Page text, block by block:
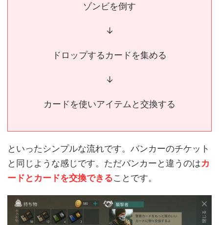
ゾンビを倒す
↓
ドロップするカードを集める
↓
カードを使いアイテムと交換する
といったシンプルな流れです。バンカーのチケット
と同じような感じです。ただバンカーと違うのはカ
ードとカードを交換できることです。